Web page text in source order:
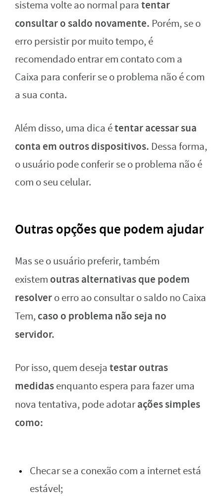
sistema volte ao normal para tentar
consultar o saldo novamente. Porém, se o
erro persistir por muito tempo, é
recomendado entrar em contato com a
Caixa para conferir se o problema não é com
a sua conta.
Além disso, uma dica étentar acessar sua
conta em outros dispositivos. Dessa forma,
o usuário pode conferir se o problema não é
com o seu celular.
Outras opções que podem ajudar
Mas se o usuário preferir, também
existem outras alternativas que podem
resolvero erro ao consultar o saldo no Caixa
Tem, caso o problema não seja no
servidor.
Por isso, quem deseja testar outras
medidasenquanto espera para fazer uma
nova tentativa, pode adotarações simples
como:
Checar se a conexão com a internet está
estável;